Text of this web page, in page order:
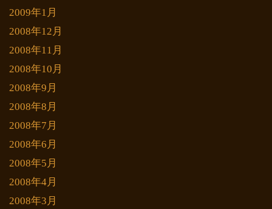
2009年1月
2008年12月
2008年11月
2008年10月
2008年9月
2008年8月
2008年7月
2008年6月
2008年5月
2008年4月
2008年3月